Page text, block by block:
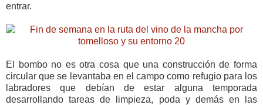
entrar.
El bombo no es otra cosa que una construcción de forma
circular que se levantaba en el campo como refugio para los
labradores que debían de estar alguna temporada
desarrollando tareas de limpieza, poda y demás en las